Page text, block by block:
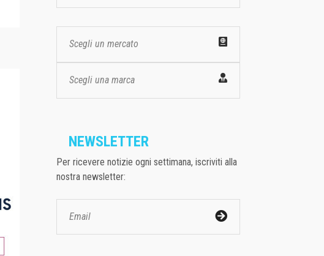
Scegli un mercato
Scegli una marca
NEWSLETTER
Per ricevere notizie ogni settimana, iscriviti alla
nostra newsletter: